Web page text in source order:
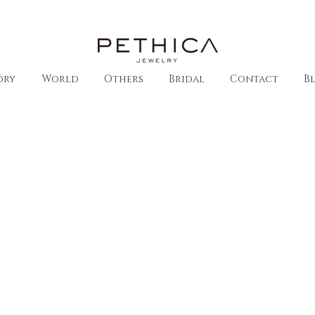
World Others Bridal Contact